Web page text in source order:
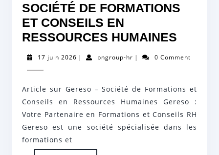
SOCIÉTÉ DE FORMATIONS
ET CONSEILS EN
RESSOURCES HUMAINES
EN
17 juin 2026 17| pngroup-hrpngroup-
| 0 Comment
Article sur Gereso – Société de Formations et
Conseils en Ressources Humaines Gereso :
Votre Partenaire en Formations et Conseils RH
Gereso est une société spécialisée dans les
formations et